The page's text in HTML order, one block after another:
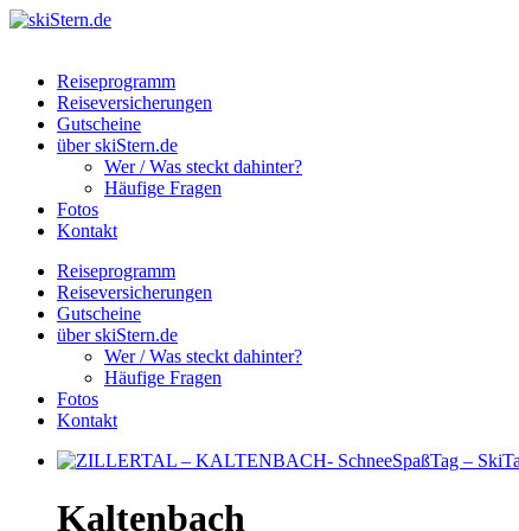
Reiseprogramm
Reiseversicherungen
Gutscheine
über skiStern.de
Wer / Was steckt dahinter?
Häufige Fragen
Fotos
Kontakt
Reiseprogramm
Reiseversicherungen
Gutscheine
über skiStern.de
Wer / Was steckt dahinter?
Häufige Fragen
Fotos
Kontakt
Kaltenbach